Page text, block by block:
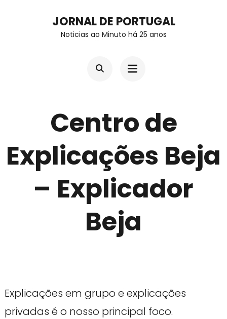
JORNAL DE PORTUGAL
Noticias ao Minuto há 25 anos
Centro de
Explicações Beja
– Explicador
Beja
Explicações em grupo e explicações
privadas é o nosso principal foco.